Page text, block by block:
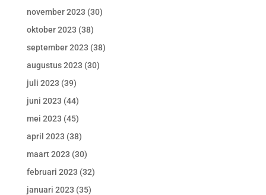
november 2023 (30)
oktober 2023 (38)
september 2023 (38)
augustus 2023 (30)
juli 2023 (39)
juni 2023 (44)
mei 2023 (45)
april 2023 (38)
maart 2023 (30)
februari 2023 (32)
januari 2023 (35)